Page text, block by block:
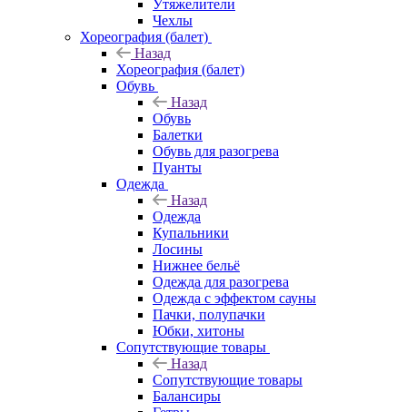
Утяжелители
Чехлы
Хореография (балет)
Назад
Хореография (балет)
Обувь
Назад
Обувь
Балетки
Обувь для разогрева
Пуанты
Одежда
Назад
Одежда
Купальники
Лосины
Нижнее бельё
Одежда для разогрева
Одежда с эффектом сауны
Пачки, полупачки
Юбки, хитоны
Сопутствующие товары
Назад
Сопутствующие товары
Балансиры